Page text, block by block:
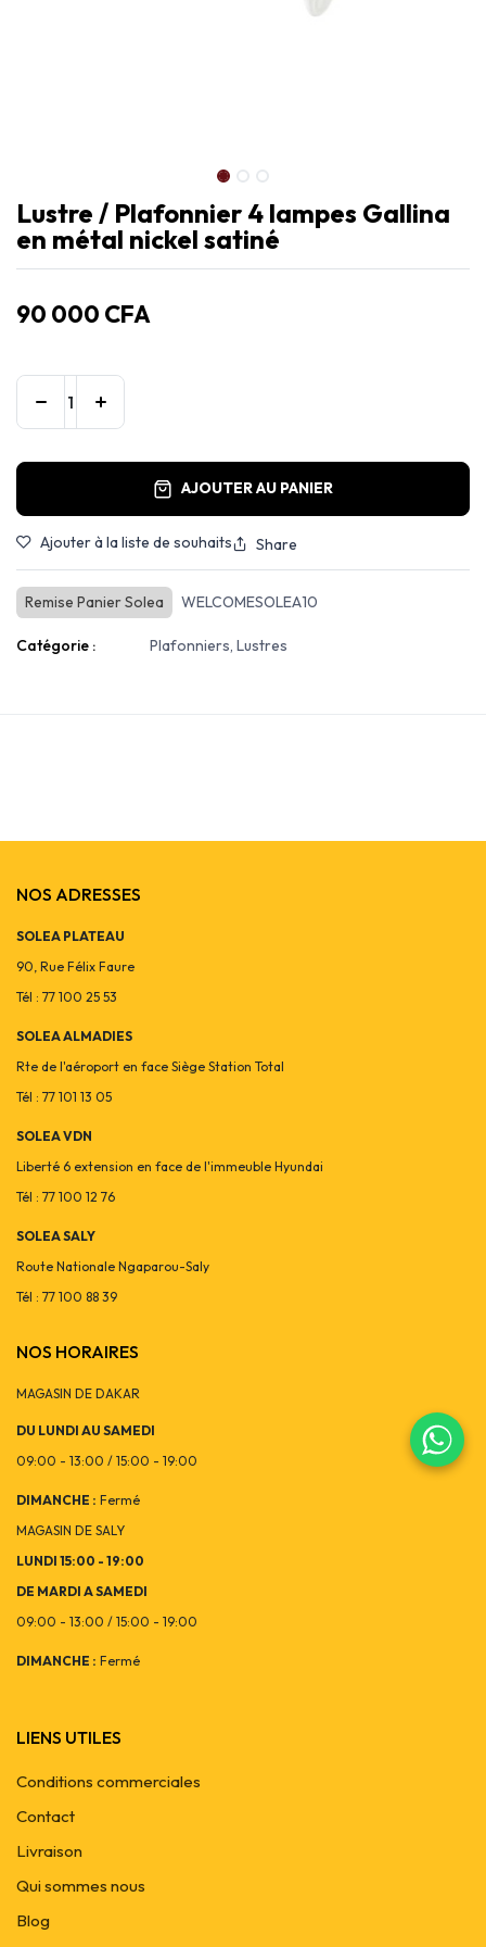
Lustre / Plafonnier 4 lampes Gallina
en métal nickel satiné
90 000 CFA
AJOUTER AU PANIER
Ajouter à la liste de souhaits Share
Remise Panier Solea WELCOMESOLEA10
Catégorie : Plafonniers, Lustres
NOS ADRESSES
SOLEA PLATEAU
90, Rue Félix Faure
Tél : 77 100 25 53
SOLEA ALMADIES
Rte de l'aéroport en face Siège Station Total
Tél : 77 101 13 05
SOLEA VDN
Liberté 6 extension en face de l'immeuble Hyundai
Tél : 77 100 12 76
SOLEA SALY
Route Nationale Ngaparou-Saly
Tél : 77 100 88 39
NOS HORAIRES
MAGASIN DE DAKAR
DU LUNDI AU SAMEDI
09:00 - 13:00 / 15:00 - 19:00
DIMANCHE : Fermé
MAGASIN DE SALY
LUNDI 15:00 - 19:00
DE MARDI A SAMEDI
09:00 - 13:00 / 15:00 - 19:00
DIMANCHE : Fermé
LIENS UTILES
Conditions commerciales
Contact
Livraison
Qui sommes nous
Blog